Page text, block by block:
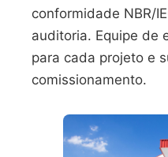
conformidade NBR/
auditoria. Equipe de
para cada projeto e
comissionamento.